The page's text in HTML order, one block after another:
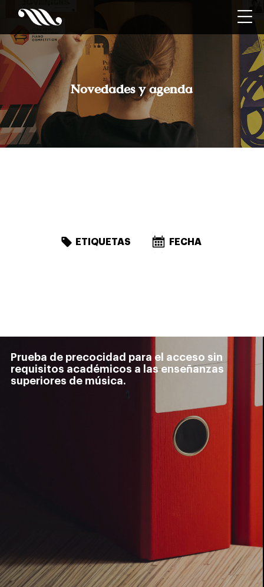
Novedades y agenda
ETIQUETAS FECHA
Prueba de precocidad para el acceso sin
requisitos académicos a las enseñanzas
superiores de música.